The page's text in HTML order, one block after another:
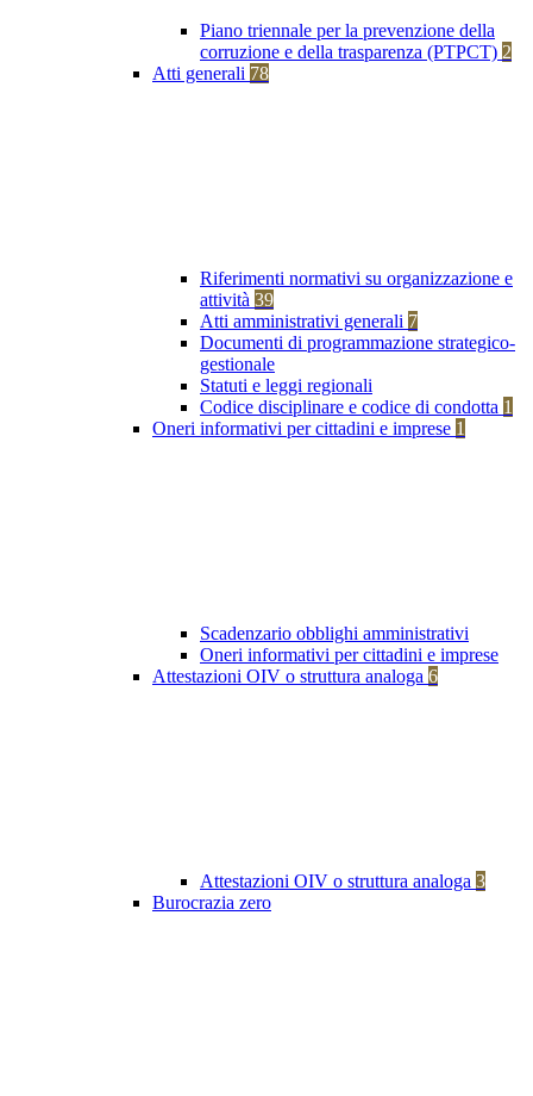
Piano triennale per la prevenzione della
corruzione e della trasparenza (PTPCT) 2
Atti generali 78
Riferimenti normativi su organizzazione e
attività 39
Atti amministrativi generali 7
Documenti di programmazione strategico-
gestionale
Statuti e leggi regionali
Codice disciplinare e codice di condotta 1
Oneri informativi per cittadini e imprese 1
Scadenzario obblighi amministrativi
Oneri informativi per cittadini e imprese
Attestazioni OIV o struttura analoga 6
Attestazioni OIV o struttura analoga 3
Burocrazia zero